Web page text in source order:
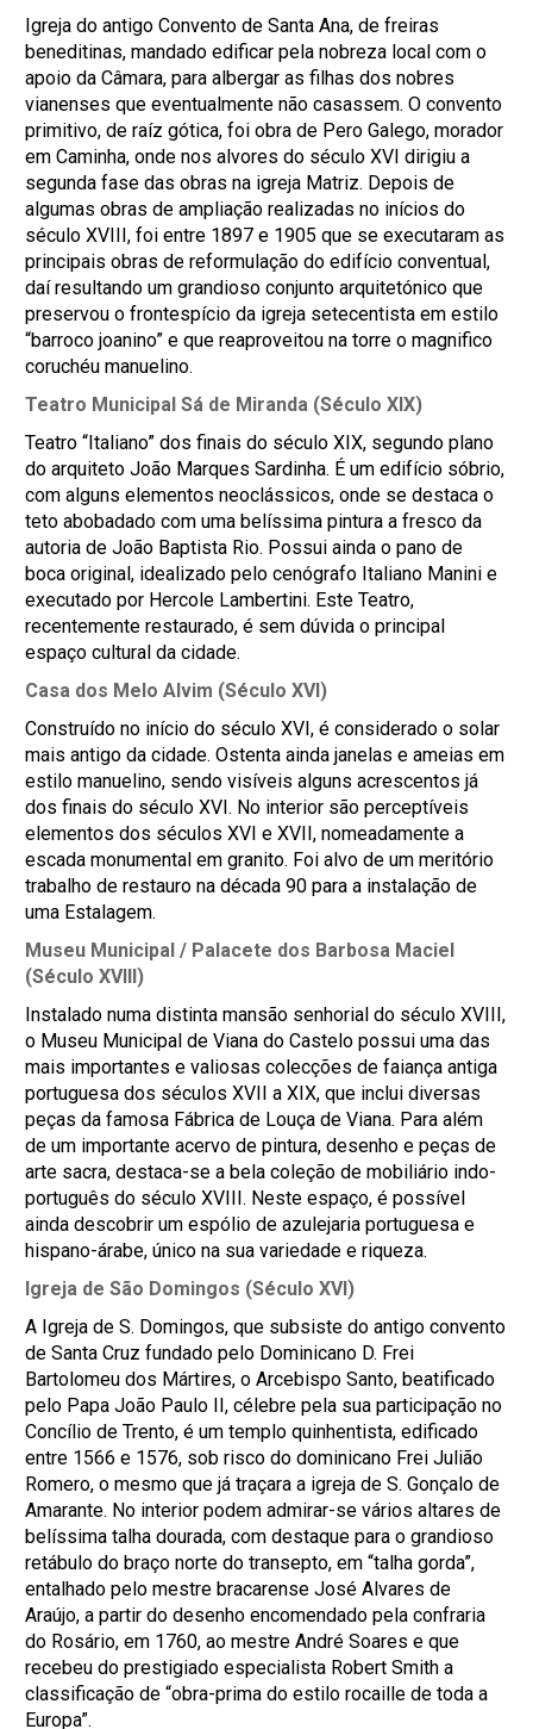
Igreja do antigo Convento de Santa Ana, de freiras
beneditinas, mandado edificar pela nobreza local com o
apoio da Câmara, para albergar as filhas dos nobres
vianenses que eventualmente não casassem. O convento
primitivo, de raíz gótica, foi obra de Pero Galego, morador
em Caminha, onde nos alvores do século XVI dirigiu a
segunda fase das obras na igreja Matriz. Depois de
algumas obras de ampliação realizadas no inícios do
século XVIII, foi entre 1897 e 1905 que se executaram as
principais obras de reformulação do edifício conventual,
daí resultando um grandioso conjunto arquitetónico que
preservou o frontespício da igreja setecentista em estilo
“barroco joanino” e que reaproveitou na torre o magnifico
coruchéu manuelino.
Teatro Municipal Sá de Miranda (Século XIX)
Teatro “Italiano” dos finais do século XIX, segundo plano
do arquiteto João Marques Sardinha. É um edifício sóbrio,
com alguns elementos neoclássicos, onde se destaca o
teto abobadado com uma belíssima pintura a fresco da
autoria de João Baptista Rio. Possui ainda o pano de
boca original, idealizado pelo cenógrafo Italiano Manini e
executado por Hercole Lambertini. Este Teatro,
recentemente restaurado, é sem dúvida o principal
espaço cultural da cidade.
Casa dos Melo Alvim (Século XVI)
Construído no início do século XVI, é considerado o solar
mais antigo da cidade. Ostenta ainda janelas e ameias em
estilo manuelino, sendo visíveis alguns acrescentos já
dos finais do século XVI. No interior são perceptíveis
elementos dos séculos XVI e XVII, nomeadamente a
escada monumental em granito. Foi alvo de um meritório
trabalho de restauro na década 90 para a instalação de
uma Estalagem.
Museu Municipal / Palacete dos Barbosa Maciel
(Século XVIII)
Instalado numa distinta mansão senhorial do século XVIII,
o Museu Municipal de Viana do Castelo possui uma das
mais importantes e valiosas colecções de faiança antiga
portuguesa dos séculos XVII a XIX, que inclui diversas
peças da famosa Fábrica de Louça de Viana. Para além
de um importante acervo de pintura, desenho e peças de
arte sacra, destaca-se a bela coleção de mobiliário indo-
português do século XVIII. Neste espaço, é possível
ainda descobrir um espólio de azulejaria portuguesa e
hispano-árabe, único na sua variedade e riqueza.
Igreja de São Domingos (Século XVI)
A Igreja de S. Domingos, que subsiste do antigo convento
de Santa Cruz fundado pelo Dominicano D. Frei
Bartolomeu dos Mártires, o Arcebispo Santo, beatificado
pelo Papa João Paulo II, célebre pela sua participação no
Concílio de Trento, é um templo quinhentista, edificado
entre 1566 e 1576, sob risco do dominicano Frei Julião
Romero, o mesmo que já traçara a igreja de S. Gonçalo de
Amarante. No interior podem admirar-se vários altares de
belíssima talha dourada, com destaque para o grandioso
retábulo do braço norte do transepto, em “talha gorda”,
entalhado pelo mestre bracarense José Alvares de
Araújo, a partir do desenho encomendado pela confraria
do Rosário, em 1760, ao mestre André Soares e que
recebeu do prestigiado especialista Robert Smith a
classificação de “obra-prima do estilo rocaille de toda a
Europa”.